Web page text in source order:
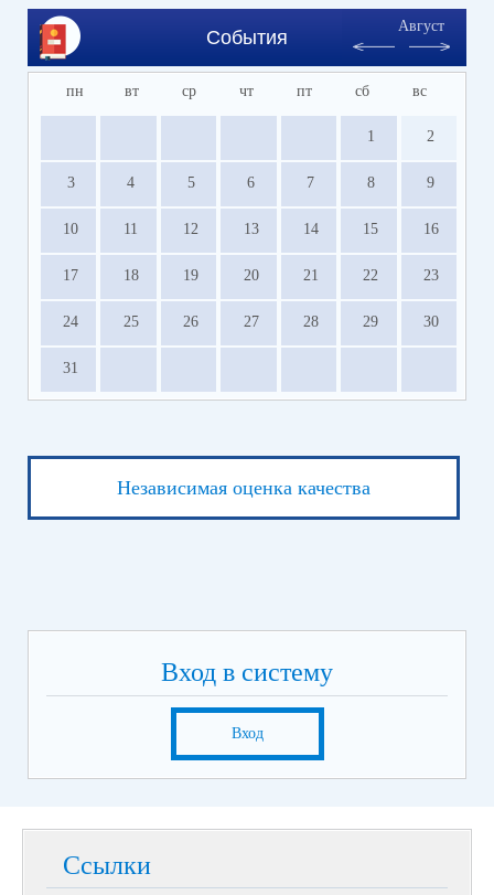
События
Август
пн вт ср чт пт сб вс
1 2
3 4 5 6 7 8 9
10 11 12 13 14 15 16
17 18 19 20 21 22 23
24 25 26 27 28 29 30
31
Независимая оценка качества
Вход в систему
Вход
Ссылки